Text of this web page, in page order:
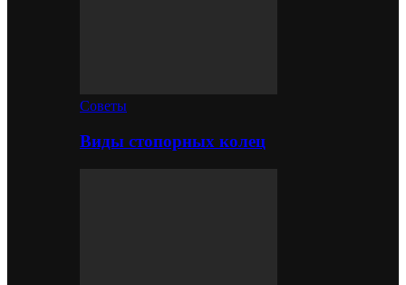
Советы
Виды стопорных колец